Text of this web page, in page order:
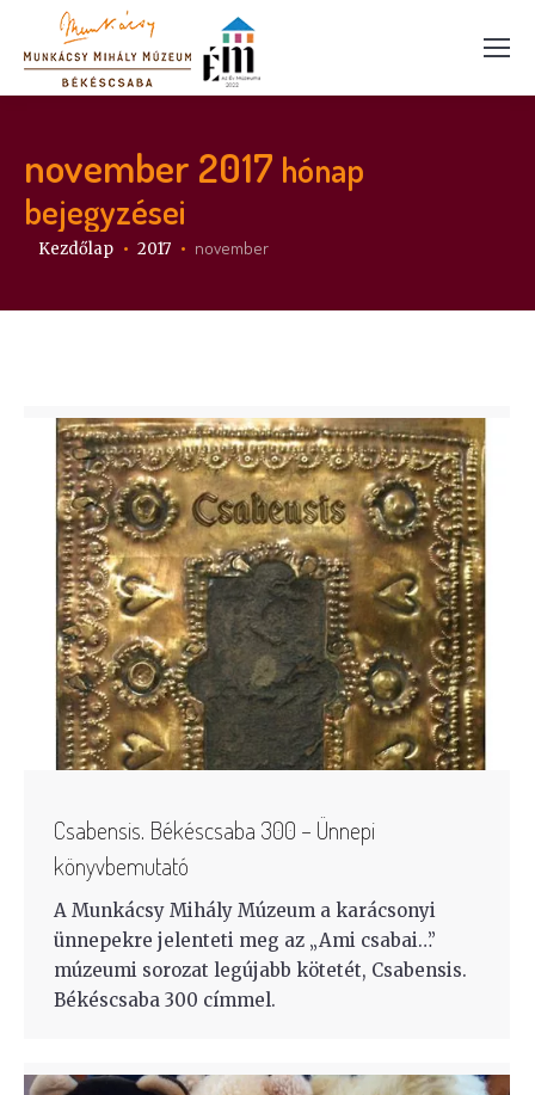
november 2017 hónap
bejegyzései
Itt vagy:
Kezdőlap 2017 november
Csabensis. Békéscsaba 300 – Ünnepi
könyvbemutató
A Munkácsy Mihály Múzeum a karácsonyi
ünnepekre jelenteti meg az „Ami csabai…”
múzeumi sorozat legújabb kötetét, Csabensis.
Békéscsaba 300 címmel.